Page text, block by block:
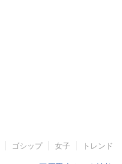
ゴシップ 女子 トレンド